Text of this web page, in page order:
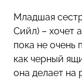
Младшая
Сийл) – хочет
пока не очень
как черный
она делает на